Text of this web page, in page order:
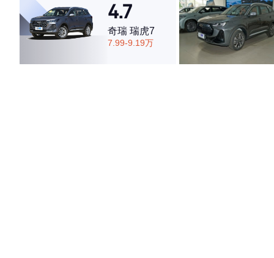
4.7
奇瑞 瑞虎7
7.99-9.19万